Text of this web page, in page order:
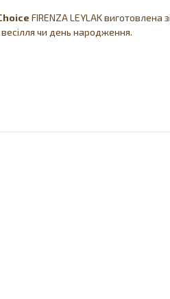
FIRENZA LEYLAK виготовлена
чи день народження.